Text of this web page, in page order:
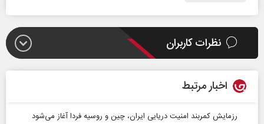
نظرات کاربران
اخبار مرتبط
رزمایش کمربند امنیت دریایی ایران، چین و روسیه فردا آغاز می‌شود